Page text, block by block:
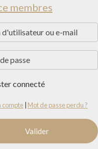
membres
connecté
compte| Mot de passe perdu ?
Valider